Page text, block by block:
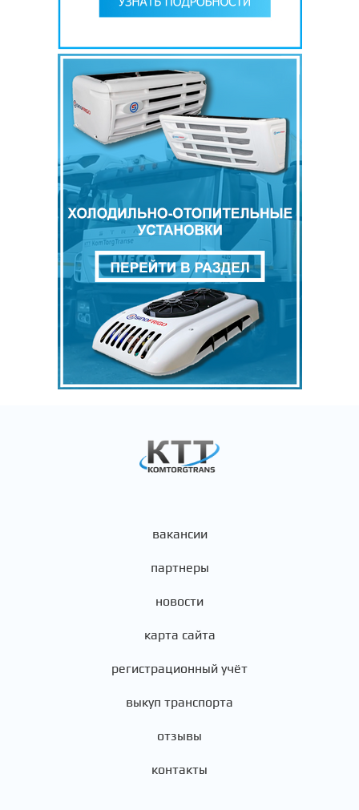
вакансии
партнеры
новости
карта сайта
регистрационный учёт
выкуп транспорта
отзывы
контакты